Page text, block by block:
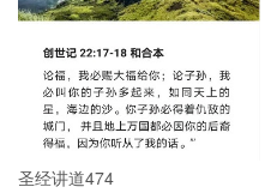
圣经讲道474